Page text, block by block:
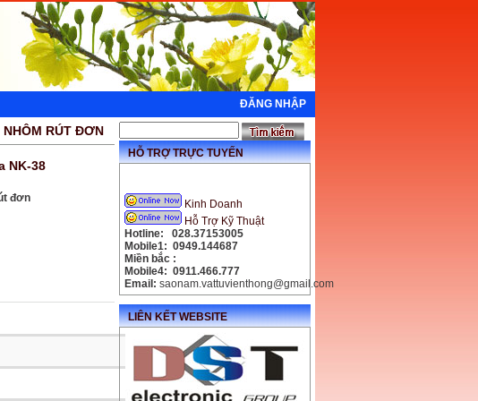
ĐĂNG NHẬP
RÚT ĐƠN
NK-38
đơn
HỖ TRỢ TRỰC TUYẾN
Kinh Doanh
Hỗ Trợ Kỹ Thuật
Hotline: 028.37153005
Mobile1: 0949.144687
Miền bắc :
Mobile4: 0911.466.777
Email: saonam.vattuvienthong@gmail.com
LIÊN KẾT WEBSITE